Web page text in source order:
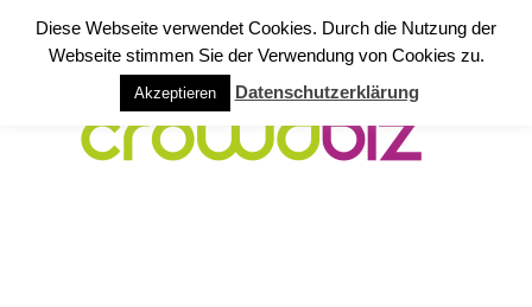
Diese Webseite verwendet Cookies. Durch die Nutzung der
Webseite stimmen Sie der Verwendung von Cookies zu.
Akzeptieren Datenschutzerklärung